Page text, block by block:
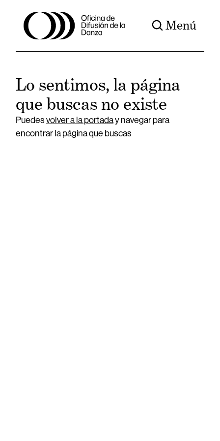
Menú
Lo sentimos, la página
que buscas no existe
Puedesvolver a la portaday navegar para
encontrar la página que buscas